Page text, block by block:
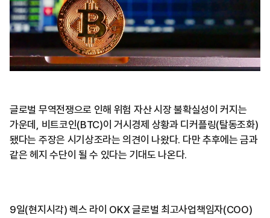
글로벌 무역전쟁으로 인해 위험 자산 시장 불확실성이 커지는
가운데, 비트코인(BTC)이 거시경제 상황과 디커플링(탈동조화)
됐다는 주장은 시기상조라는 의견이 나왔다. 다만 추후에는 금과
같은 헤지 수단이 될 수 있다는 기대도 나온다.
9일(현지시각) 렉스 라이 OKX 글로벌 최고사업책임자(COO)